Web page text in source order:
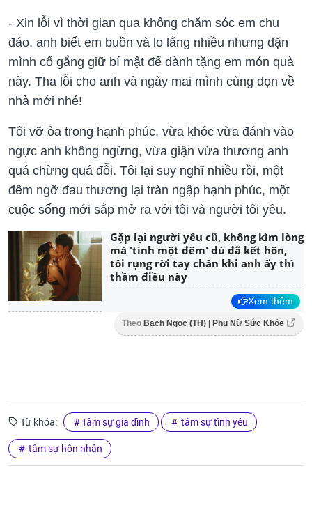
- Xin lỗi vì thời gian qua không chăm sóc em chu
đáo, anh biết em buồn và lo lắng nhiều nhưng dặn
mình cố gắng giữ bí mật để dành tặng em món quà
này. Tha lỗi cho anh và ngày mai mình cùng dọn về
nhà mới nhé!
Tôi vỡ òa trong hạnh phúc, vừa khóc vừa đánh vào
ngực anh không ngừng, vừa giận vừa thương anh
quá chừng quá đỗi. Tôi lại suy nghĩ nhiều rồi, một
đêm ngỡ đau thương lại tràn ngập hạnh phúc, một
cuộc sống mới sắp mở ra với tôi và người tôi yêu.
Gặp lại người yêu cũ, không kìm lòng
mà 'tình một đêm' dù đã kết hôn,
tôi rụng rời tay chân khi anh ấy thì
thầm điều này
Xem thêm
Theo Bạch Ngọc (TH) | Phụ Nữ Sức Khỏe
Từ khóa: Tâm sự gia đình tâm sự tình yêu
tâm sự hôn nhân